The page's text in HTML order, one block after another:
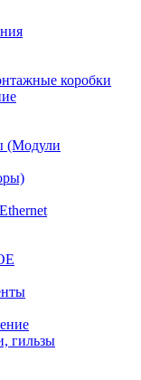
коробки
(Модули
гильзы